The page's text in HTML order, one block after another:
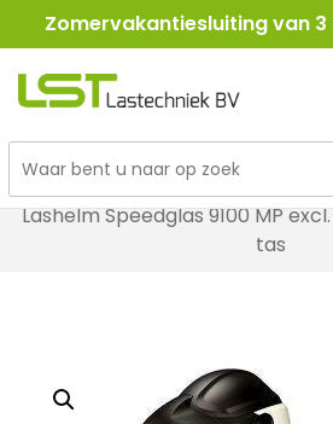
Ga
naar
Zomervakantiesluiting van 3
LST
Lasbescherming
Lashelm Speedglas 9100 MP
tas